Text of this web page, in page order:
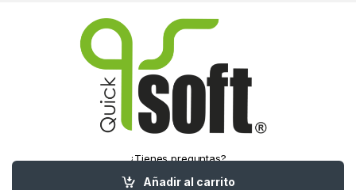
Añadir al carrito
¿Tienes preguntas?